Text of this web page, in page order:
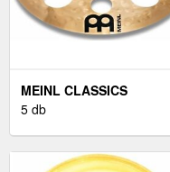
MEINL CLASSICS
CUSTOM 16" TRASH
5 db